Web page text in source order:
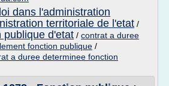
dans l'administration
territoriale de l'etat /
publique d'etat / contrat a duree
fonction publique /
a duree determinee fonction